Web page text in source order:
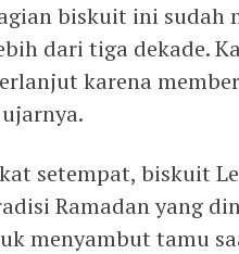
biskuit ini sudah
dari tiga dekade.
karena
setempat, biskuit
Ramadan yang
menyambut tamu